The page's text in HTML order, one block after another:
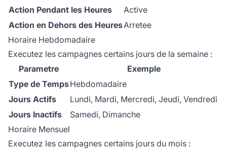
Action Pendant les Heures
Active
Action en Dehors des HeuresArretee
Horaire Hebdomadaire
Executez les campagnes certains jours de la semaine :
Parametre
Exemple
Type de TempsHebdomadaire
Jours Actifs
Lundi, Mardi, Mercredi, Jeudi, Vendredi
Jours Inactifs
Samedi, Dimanche
Horaire Mensuel
Executez les campagnes certains jours du mois :